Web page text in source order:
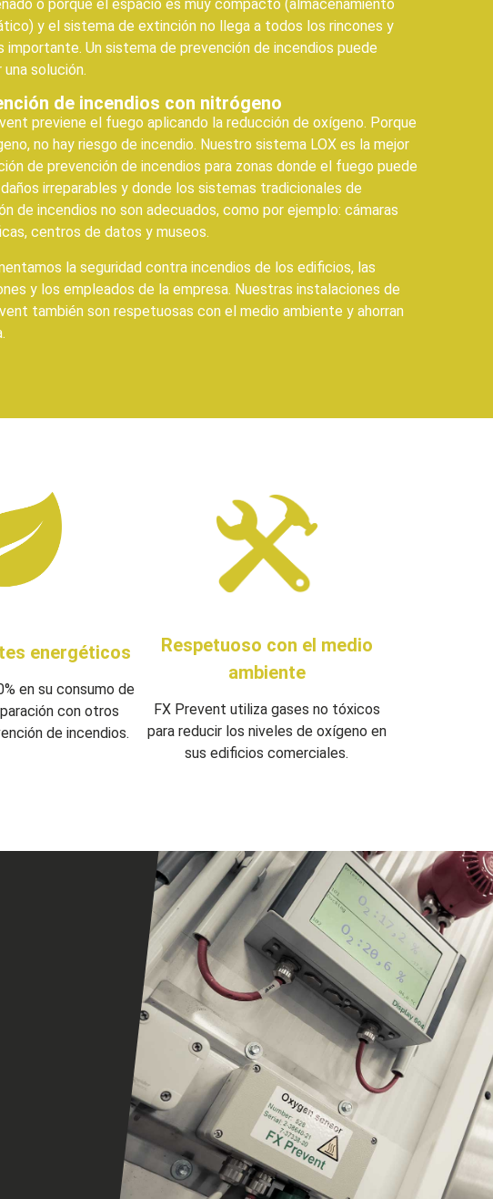
o porque el espacio es muy compacto (almacenamiento
y el sistema de extinción no llega a todos los rincones y
importante. Un sistema de prevención de incendios puede
solución.
de incendios con nitrógeno
previene el fuego aplicando la reducción de oxígeno. Porque
no hay riesgo de incendio. Nuestro sistema LOX es la mejor
de prevención de incendios para zonas donde el fuego puede
irreparables y donde los sistemas tradicionales de
de incendios no son adecuados, como por ejemplo: cámaras
centros de datos y museos.
la seguridad contra incendios de los edificios, las
y los empleados de la empresa. Nuestras instalaciones de
también son respetuosas con el medio ambiente y ahorran
energéticos
en su consumo de
con otros
de incendios.
Respetuoso con el medio
ambiente
FX Prevent utiliza gases no tóxicos
para reducir los niveles de oxígeno en
sus edificios comerciales.